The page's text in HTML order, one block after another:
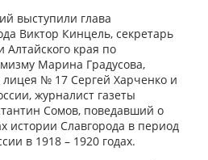
выступили глава
Виктор Кинцель, секретарь
края по
Марина Градусова,
лицея № 17 Сергей Харченко и
журналист газеты
Сомов, поведавший о
истории Славгорода в период
в 1918 – 1920 годах.